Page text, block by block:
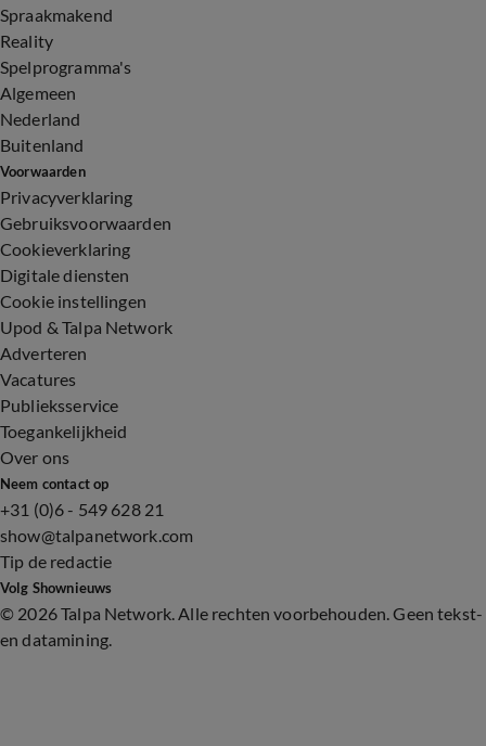
Spraakmakend
Reality
Spelprogramma's
Algemeen
Nederland
Buitenland
Voorwaarden
Privacyverklaring
Gebruiksvoorwaarden
Cookieverklaring
Digitale diensten
Cookie instellingen
Upod & Talpa Network
Adverteren
Vacatures
Publieksservice
Toegankelijkheid
Over ons
Neem contact op
+31 (0)6 - 549 628 21
show@talpanetwork.com
Tip de redactie
Volg Shownieuws
© 2026 Talpa Network. Alle rechten voorbehouden. Geen tekst-
en datamining.